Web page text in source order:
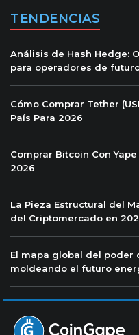
TENDENCIAS
Análisis de Hash Hedge:
para operadores de
Cómo Comprar Tether
País Para 2026
Comprar Bitcoin Con
2026
La Pieza Estructural del
del Criptomercado en
El mapa global del poder
moldeando el futuro